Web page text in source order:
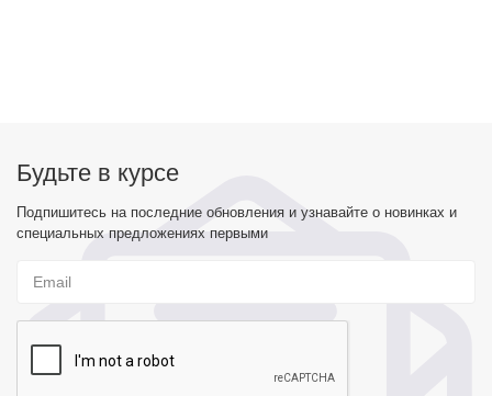
Будьте в курсе
Подпишитесь на последние обновления и узнавайте о новинках и
специальных предложениях первыми